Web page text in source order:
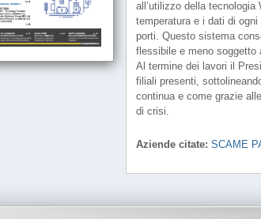
all’utilizzo della
temperatura e i dati di
porti. Questo sistema
flessibile e meno soggetto
Al termine dei lavori il
filiali presenti,
continua e come grazie
di crisi.
Aziende citate: SCAME